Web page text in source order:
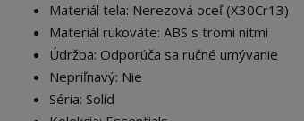
Materiál tela: Nerezová oceľ (X30Cr13)
Materiál rukoväte: ABS s tromi nitmi
Údržba: Odporúča sa ručné umývanie
Nepriľnavý: Nie
Séria: Solid